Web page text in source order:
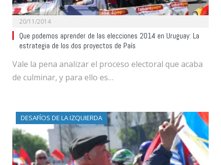
20/11/2014
Que podemos aprender de las elecciones 2014 en Uruguay: La
estrategia de los dos proyectos de País
Vale la pena analizar el proceso electoral que acaba
de culminar, y para ello es…
DESAFÍOS DE LA IZQUIERDA